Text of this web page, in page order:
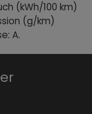
(kWh/100 km)
(g/km)
A.